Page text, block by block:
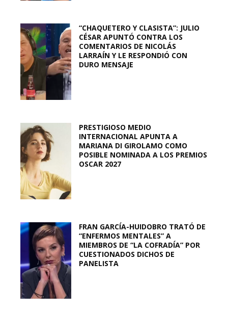
“CHAQUETERO Y CLASISTA”: JULIO
CÉSAR APUNTÓ CONTRA LOS
COMENTARIOS DE NICOLÁS
LARRAÍN Y LE RESPONDIÓ CON
DURO MENSAJE
PRESTIGIOSO MEDIO
INTERNACIONAL APUNTA A
MARIANA DI GIROLAMO COMO
POSIBLE NOMINADA A LOS PREMIOS
OSCAR 2027
FRAN GARCÍA-HUIDOBRO TRATÓ DE
“ENFERMOS MENTALES” A
MIEMBROS DE “LA COFRADÍA” POR
CUESTIONADOS DICHOS DE
PANELISTA